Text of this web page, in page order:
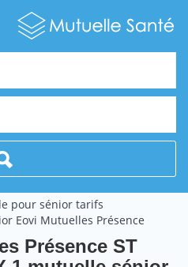
pour sénior tarifs
Eovi Mutuelles Présence
Présence ST